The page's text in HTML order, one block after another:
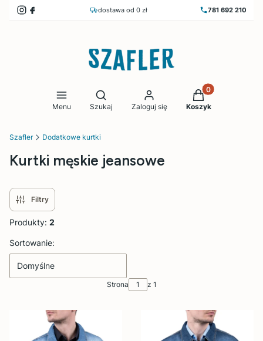
dostawa od 0 zł 781 692 210
Menu
Otwórz wyszukiwarkę
Szukaj Zaloguj się
Produkty w
Koszyk
Szafler Dodatkowe kurtki
Kurtki męskie jeansowe
Filtry
Produkty: 2
Lista produktów
Sortowanie:
Domyślne
Strona z 1